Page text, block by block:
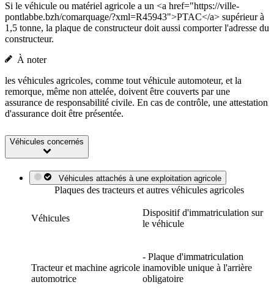
Si le véhicule ou matériel agricole a un <a href="https://ville-
pontlabbe.bzh/comarquage/?xml=R45943">PTAC</a> supérieur à
1,5 tonne, la plaque de constructeur doit aussi comporter l'adresse du
constructeur.
À noter
les véhicules agricoles, comme tout véhicule automoteur, et la
remorque, même non attelée, doivent être couverts par une
assurance de responsabilité civile. En cas de contrôle, une attestation
d'assurance doit être présentée.
Véhicules concernés
Véhicules attachés à une exploitation agricole
Plaques des tracteurs et autres véhicules agricoles
Véhicules
Dispositif d'immatriculation sur
le véhicule
Tracteur et machine agricole
automotrice
- Plaque d'immatriculation
inamovible unique à l'arrière
obligatoire